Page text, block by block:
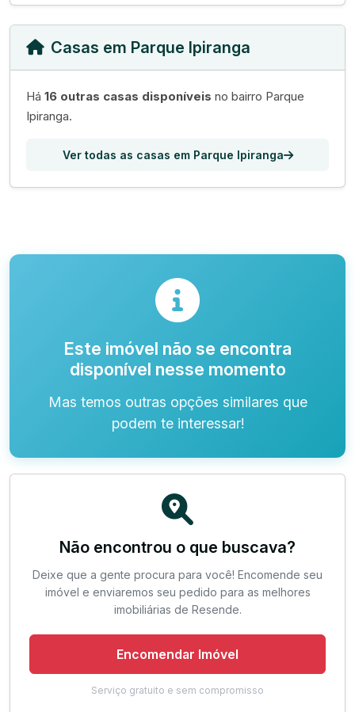
Casas em Parque Ipiranga
Há 16 outras casas disponíveis no bairro Parque
Ipiranga.
Ver todas as casas em Parque Ipiranga
Este imóvel não se encontra
disponível nesse momento
Mas temos outras opções similares que
podem te interessar!
Não encontrou o que buscava?
Deixe que a gente procura para você! Encomende seu
imóvel e enviaremos seu pedido para as melhores
imobiliárias de Resende.
Encomendar Imóvel
Serviço gratuito e sem compromisso